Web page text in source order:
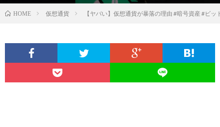
HOME 仮想通貨 【ヤバい】仮想通貨が暴落の理由 #暗号資産 #ビッ